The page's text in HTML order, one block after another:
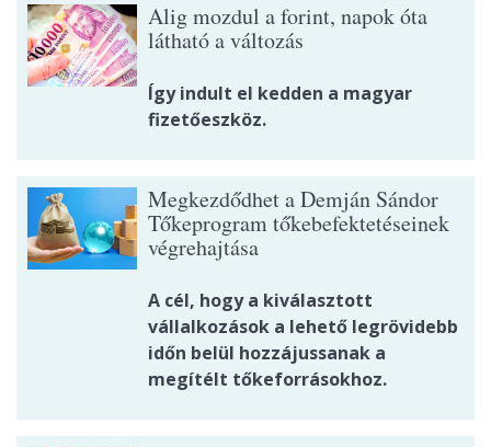
Alig mozdul a forint, napok óta
látható a változás
Így indult el kedden a magyar
fizetőeszköz.
Megkezdődhet a Demján Sándor
Tőkeprogram tőkebefektetéseinek
végrehajtása
A cél, hogy a kiválasztott
vállalkozások a lehető legrövidebb
időn belül hozzájussanak a
megítélt tőkeforrásokhoz.